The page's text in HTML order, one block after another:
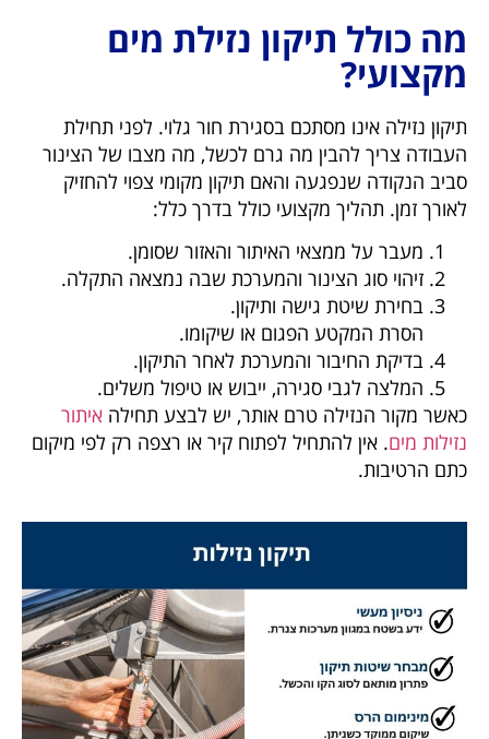
מה כולל תיקון נזילת מים
מקצועי?
תיקון נזילה אינו מסתכם בסגירת חור גלוי. לפני תחילת
העבודה צריך להבין מה גרם לכשל, מה מצבו של הצינור
סביב הנקודה שנפגעה והאם תיקון מקומי צפוי להחזיק
לאורך זמן. תהליך מקצועי כולל בדרך כלל:
מעבר על ממצאי האיתור והאזור שסומן.
זיהוי סוג הצינור והמערכת שבה נמצאה התקלה.
בחירת שיטת גישה ותיקון.
הסרת המקטע הפגום או שיקומו.
בדיקת החיבור והמערכת לאחר התיקון.
המלצה לגבי סגירה, ייבוש או טיפול משלים.
כאשר מקור הנזילה טרם אותר, יש לבצע תחילה איתור
נזילות מים. אין להתחיל לפתוח קיר או רצפה רק לפי מיקום
כתם הרטיבות.